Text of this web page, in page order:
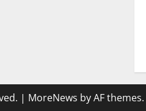
| MoreNews by AF themes.